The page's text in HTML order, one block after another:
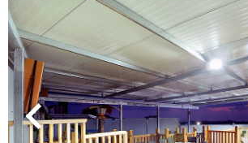
keyboard_arrow_left